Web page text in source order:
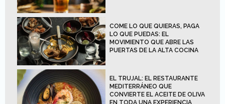
COME LO QUE QUIERAS, PAGA
LO QUE PUEDAS: EL
MOVIMIENTO QUE ABRE LAS
PUERTAS DE LA ALTA COCINA
EL TRUJAL: EL RESTAURANTE
MEDITERRÁNEO QUE
CONVIERTE EL ACEITE DE OLIVA
EN TODA UNA EXPERIENCIA